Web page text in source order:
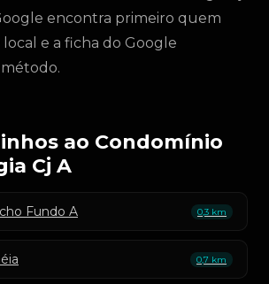
encontra primeiro quem
e a ficha do Google
ao Condomínio
Cj A
Fundo A 0,3 km
0,7 km